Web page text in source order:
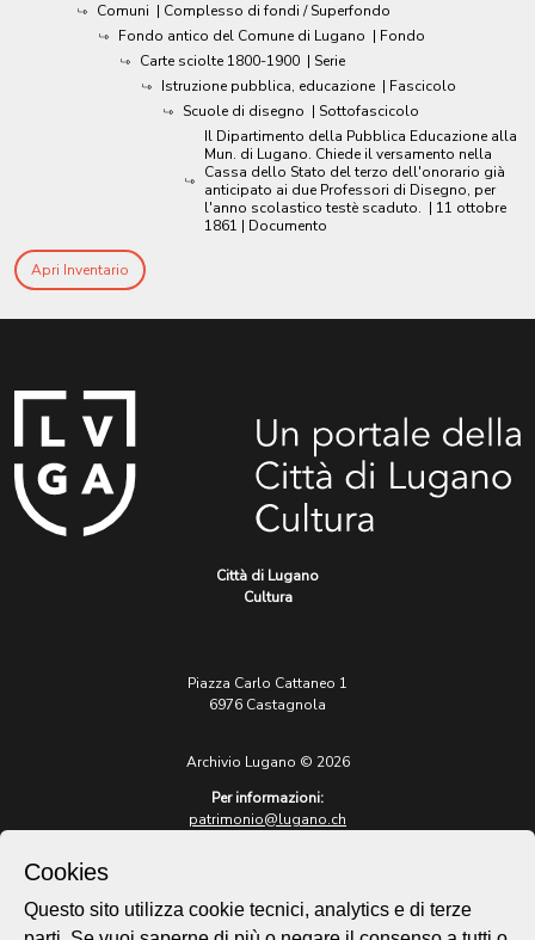
Comuni | Complesso di fondi / Superfondo
Fondo antico del Comune di Lugano | Fondo
Carte sciolte 1800-1900 | Serie
Istruzione pubblica, educazione | Fascicolo
Scuole di disegno | Sottofascicolo
Il Dipartimento della Pubblica Educazione alla
Mun. di Lugano. Chiede il versamento nella
Cassa dello Stato del terzo dell'onorario già
anticipato ai due Professori di Disegno, per
l'anno scolastico testè scaduto. | 11 ottobre
1861 | Documento
Apri Inventario
Città di Lugano
Cultura
Piazza Carlo Cattaneo 1
6976 Castagnola
Archivio Lugano © 2026
Per informazioni:
patrimonio@lugano.ch
lugano.ch
Cookies
Questo sito utilizza cookie tecnici, analytics e di terze